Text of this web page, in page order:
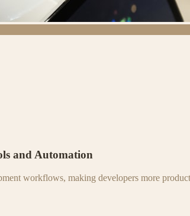
and Automation
workflows, making developers more